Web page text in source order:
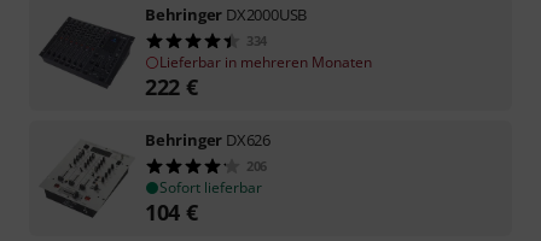
Behringer DX2000USB
334
Lieferbar in mehreren Monaten
222 €
Behringer DX626
206
Sofort lieferbar
104 €